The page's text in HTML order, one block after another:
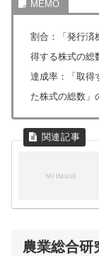
割合：「発行済
得する株式の総
達成率：「取得
た株式の総数」
農業総合研